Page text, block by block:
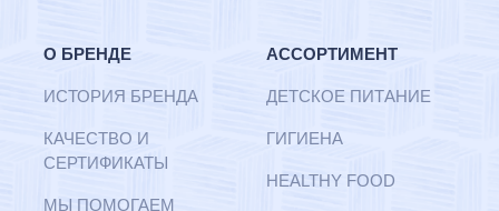
О БРЕНДЕ
ИСТОРИЯ БРЕНДА
КАЧЕСТВО И
СЕРТИФИКАТЫ
МЫ ПОМОГАЕМ
АССОРТИМЕНТ
ДЕТСКОЕ ПИТАНИЕ
ГИГИЕНА
HEALTHY FOOD